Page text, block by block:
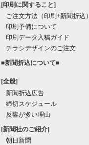
[印刷に関すること]
ご注文方法（印刷+新聞折込）
印刷予備について
印刷データ入稿ガイド
チラシデザインのご注文
■新聞折込について■
[全般]
新聞折込広告
締切スケジュール
反響が多い理由
[新聞社のご紹介]
朝日新聞